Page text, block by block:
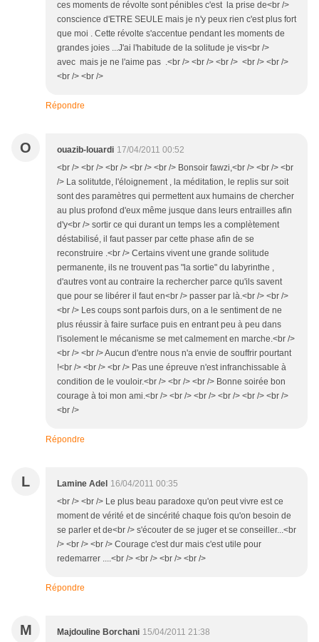
ces moments de révolte sont pénibles c'est la prise de<br />
conscience d'ETRE SEULE mais je n'y peux rien c'est plus fort
que moi . Cette révolte s'accentue pendant les moments de
grandes joies ...J'ai l'habitude de la solitude je vis<br />
avec mais je ne l'aime pas .<br /> <br /> <br /> <br /> <br />
<br /> <br />
Répondre
O ouazib-louardi 17/04/2011 00:52
<br /> <br /> <br /> <br /> <br /> Bonsoir fawzi,<br /> <br /> <br
/> La solitutde, l'éloignement , la méditation, le replis sur soit
sont des paramètres qui permettent aux humains de chercher
au plus profond d'eux même jusque dans leurs entrailles afin
d'y<br /> sortir ce qui durant un temps les a complètement
déstabilisé, il faut passer par cette phase afin de se
reconstruire .<br /> Certains vivent une grande solitude
permanente, ils ne trouvent pas "la sortie" du labyrinthe ,
d'autres vont au contraire la rechercher parce qu'ils savent
que pour se libérer il faut en<br /> passer par là.<br /> <br />
<br /> Les coups sont parfois durs, on a le sentiment de ne
plus réussir à faire surface puis en entrant peu à peu dans
l'isolement le mécanisme se met calmement en marche.<br />
<br /> <br /> Aucun d'entre nous n'a envie de souffrir pourtant
!<br /> <br /> <br /> Pas une épreuve n'est infranchissable à
condition de le vouloir.<br /> <br /> <br /> Bonne soirée bon
courage à toi mon ami.<br /> <br /> <br /> <br /> <br /> <br />
<br />
Répondre
L Lamine Adel 16/04/2011 00:35
<br /> <br /> Le plus beau paradoxe qu'on peut vivre est ce
moment de vérité et de sincérité chaque fois qu'on besoin de
se parler et de<br /> s'écouter de se juger et se conseiller...<br
/> <br /> <br /> Courage c'est dur mais c'est utile pour
redemarrer ....<br /> <br /> <br /> <br />
Répondre
M Majdouline Borchani 15/04/2011 21:38